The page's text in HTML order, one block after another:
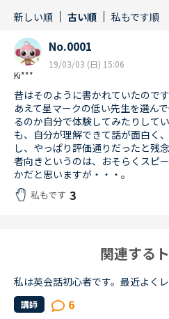
新しい順 古い順 私もです順
Ki***
No.0001
19/03/03 (日) 15:06
昔はそのように書かれていたのです
あえて星マークの低い先生を選ん
るのか自分で体験してみたりして
も、自分が理解できて話が面白く
し、やっぱり評価通りだったと残
者向きというのは、おそらくスピ
かだと思いますが・・・。
私もです 3
関連する
講師 6